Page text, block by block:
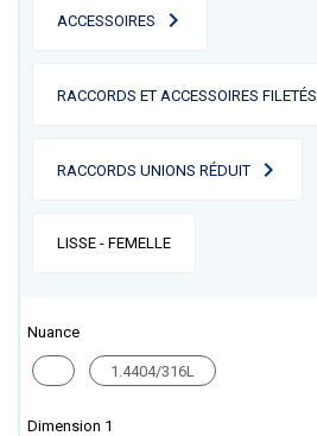
ACCESSOIRES
RACCORDS ET ACCESSOIRES FILETÉS
RACCORDS UNIONS RÉDUIT
LISSE - FEMELLE
Nuance
1.4404/316L
Dimension 1